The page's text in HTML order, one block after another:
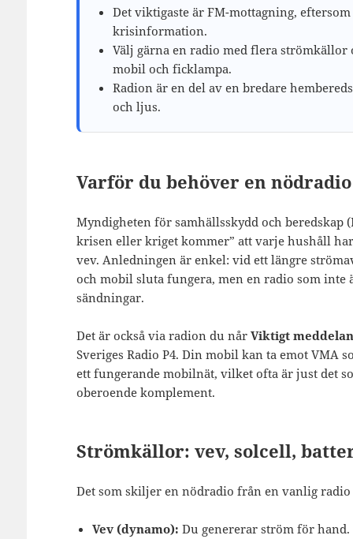
Det viktigaste är FM-mottagning,
krisinformation.
Välj gärna en radio med flera
mobil och ficklampa.
Radion är en del av en bredare
och ljus.
Varför du behöver en nödradio
Myndigheten för samhällsskydd och beredskap
krisen eller kriget kommer” att varje hushåll
vev. Anledningen är enkel: vid ett längre
och mobil sluta fungera, men en radio som inte
sändningar.
Det är också via radion du når Viktigt
Sveriges Radio P4. Din mobil kan ta emot VMA
ett fungerande mobilnät, vilket ofta är just det
oberoende komplement.
Strömkällor: vev, solcell,
Det som skiljer en nödradio från en vanlig
Vev (dynamo): Du genererar ström för